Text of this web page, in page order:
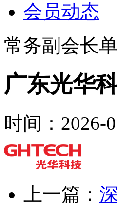
会员动态
常务副会长
广东光华
时间：
上一篇：